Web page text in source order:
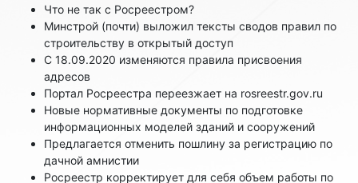
Что не так с Росреестром?
Минстрой (почти) выложил тексты сводов правил по
строительству в открытый доступ
C 18.09.2020 изменяются правила присвоения
адресов
Портал Росреестра переезжает на rosreestr.gov.ru
Новые нормативные документы по подготовке
информационных моделей зданий и сооружений
Предлагается отменить пошлину за регистрацию по
дачной амнистии
Росреестр корректирует для себя объем работы по